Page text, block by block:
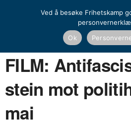
Norden FILM:
FILM:
stein mot
mai
Ved å besøke Frihetskamp
Ok